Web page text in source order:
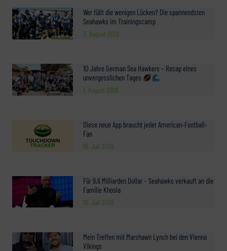
Wer füllt die wenigen Lücken? Die spannendsten
Seahawks im Trainingscamp
3. August 2026
10 Jahre German Sea Hawkers – Recap eines
unvergesslichen Tages
1. August 2026
Diese neue App braucht jeder American-Football-
Fan
16. Juli 2026
Für 9,6 Milliarden Dollar – Seahawks verkauft an die
Familie Khosla
12. Juli 2026
Mein Treffen mit Marshawn Lynch bei den Vienna
Vikings